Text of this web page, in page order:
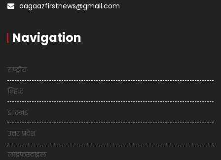
aagaazfirstnews@gmail.com
Navigation
राष्ट्रीय
बिहार
झारखंड
उत्तर प्रदेश
लाइफस्टाइल